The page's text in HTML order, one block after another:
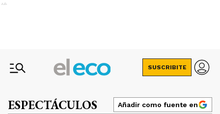
Ads
SUSCRIBITE
ESPECTÁCULOS Añadir como fuente en